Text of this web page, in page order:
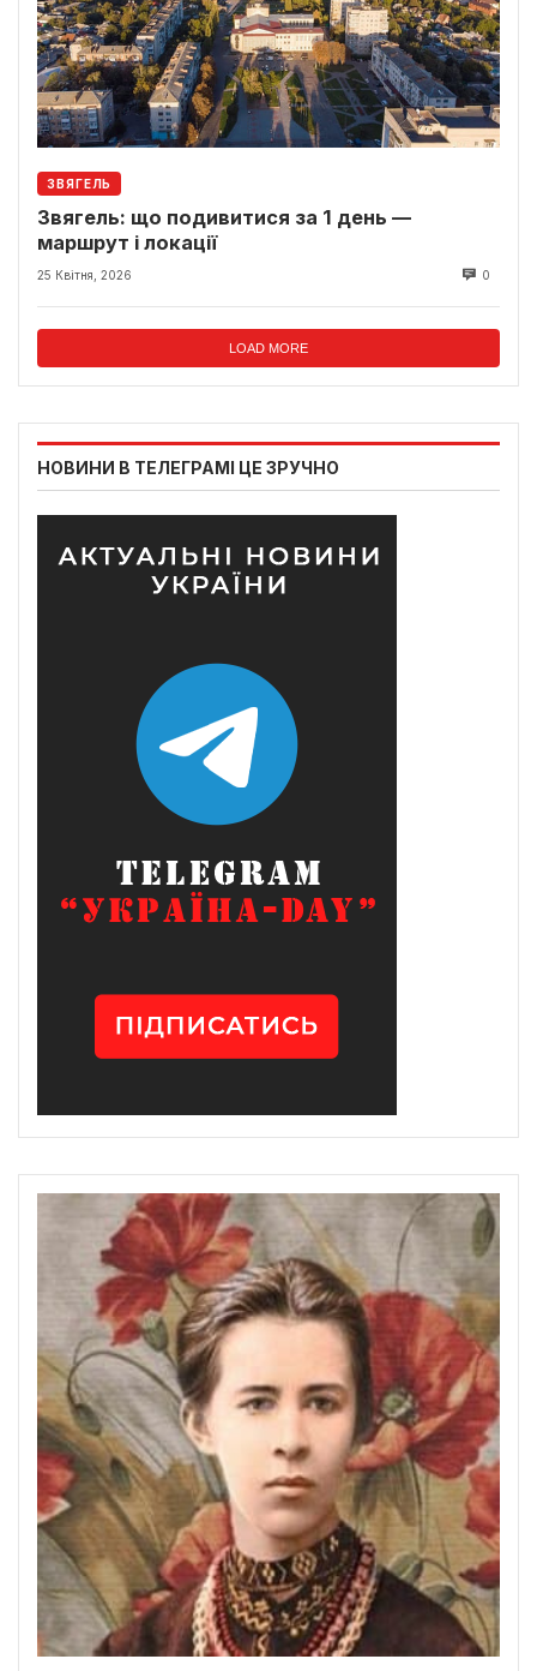
ЗВЯГЕЛЬ
Звягель: що подивитися за 1 день —
маршрут і локації
25 Квітня, 2026 0
LOAD MORE
НОВИНИ В ТЕЛЕГРАМІ ЦЕ ЗРУЧНО